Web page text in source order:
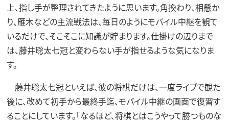
上、指し手が整理されてきたように思います。角換わり、相懸か
り、雁木などの主流戦法は、毎日のようにモバイル中継を観て
いるだけで、そこそこに知識が貯まります。仕掛けの辺りまで
は、藤井聡太七冠と変わらない手が指せるような気になりま
す。
藤井聡太七冠といえば、彼の将棋だけは、一度ライブで観た
後に、改めて初手から最終手迄、モバイル中継の画面で復習す
ることにしています。「なるほど、将棋とはこうやって勝つものな